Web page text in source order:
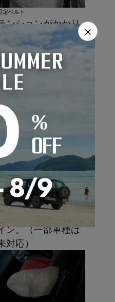
定ベルト
ンションがかかり
やすく、引っ張りす
による切れを防止
るゴム素材とナイ
ンベルトの2重構
。
シートベルト
ートベルトの固定
は筒の形状に製
。機能性と高級感
を持ち合わせたデザ
ン。（一部車種は
対応）
×